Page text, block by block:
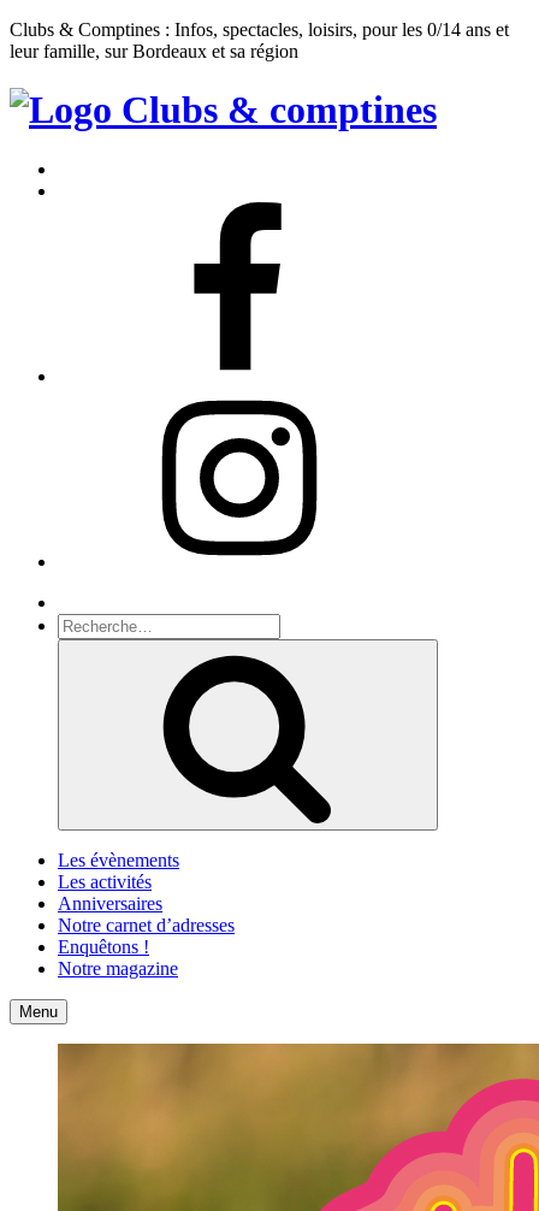
Clubs & Comptines : Infos, spectacles, loisirs, pour les 0/14 ans et
leur famille, sur Bordeaux et sa région
Clubs
Comptines
Recherche
pour
Les évènements
Les activités
Anniversaires
Notre carnet d’adresses
Enquêtons !
Notre magazine
Accueil
Menu Contact